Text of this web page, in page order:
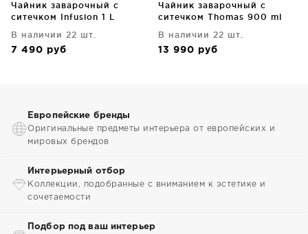
Чайник заварочный с
ситечком Infusion 1 L
В наличии 22 шт.
7 490 руб
Чайник заварочный с
ситечком Thomas 900 ml
В наличии 22 шт.
13 990 руб
Европейские бренды
Оригинальные предметы интерьера от европейских и
мировых брендов
Интерьерный отбор
Коллекции, подобранные с вниманием к эстетике и
сочетаемости
Подбор под ваш интерьер